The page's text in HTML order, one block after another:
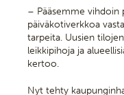
– Pääsemme vihdoin
päiväkotiverkkoa
tarpeita. Uusien
leikkipihoja ja
kertoo.
Nyt tehty